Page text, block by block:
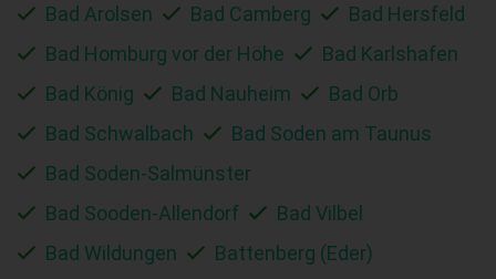
Bad Arolsen
Bad Camberg
Bad Hersfeld
Bad Homburg vor der Höhe
Bad Karlshafen
Bad König
Bad Nauheim
Bad Orb
Bad Schwalbach
Bad Soden am Taunus
Bad Soden-Salmünster
Bad Sooden-Allendorf
Bad Vilbel
Bad Wildungen
Battenberg (Eder)